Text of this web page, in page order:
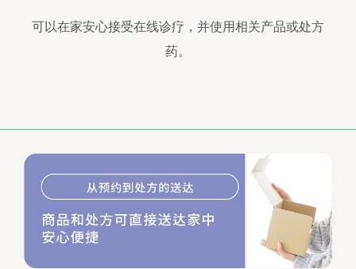
可以在家安心接受在线诊疗，并使用相关产品或处方
药。